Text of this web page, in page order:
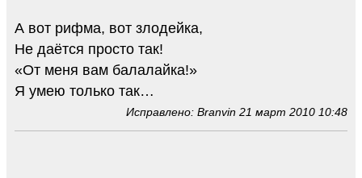
А вот рифма, вот злодейка,
Не даётся просто так!
«От меня вам балалайка!»
Я умею только так…
Исправлено: Branvin 21 март 2010 10:48